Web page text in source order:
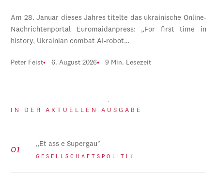
Am 28. Januar dieses Jahres titelte das ukrainische Online-
Nachrichtenportal Euromaidanpress: „For first time in
history, Ukrainian combat AI-robot…
Peter Feist 6. August 2026 9 Min. Lesezeit
IN DER AKTUELLEN AUSGABE
„Et ass e Supergau“
GESELLSCHAFTSPOLITIK